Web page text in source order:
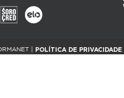
| POLÍTICA DE PRIVACIDADE